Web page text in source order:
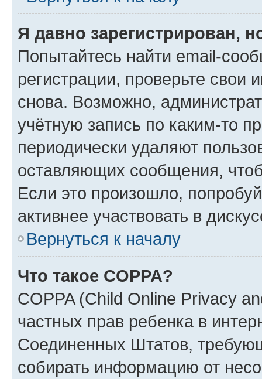
Я давно зарегистрирован,
Попытайтесь найти email-
регистрации, проверьте свои
снова. Возможно,
учётную запись по каким-то
периодически удаляют
оставляющих сообщения,
Если это произошло,
активнее участвовать в
Вернуться к началу
Что такое COPPA?
COPPA (Child Online Privacy
частных прав ребенка в
Соединенных Штатов,
собирать информацию от